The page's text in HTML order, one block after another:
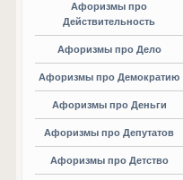
Афоризмы про
Действительность
Афоризмы про Дело
Афоризмы про Демократию
Афоризмы про Деньги
Афоризмы про Депутатов
Афоризмы про Детство